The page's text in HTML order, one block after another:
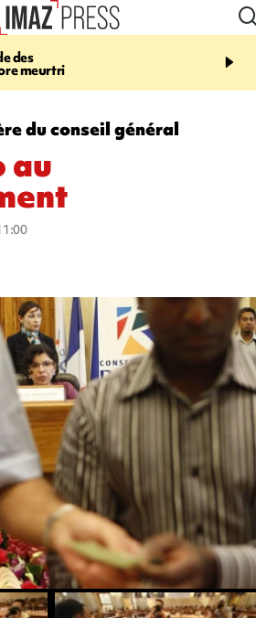
des
meurtri
13:09
Des
font cinq morts en
du conseil général
au